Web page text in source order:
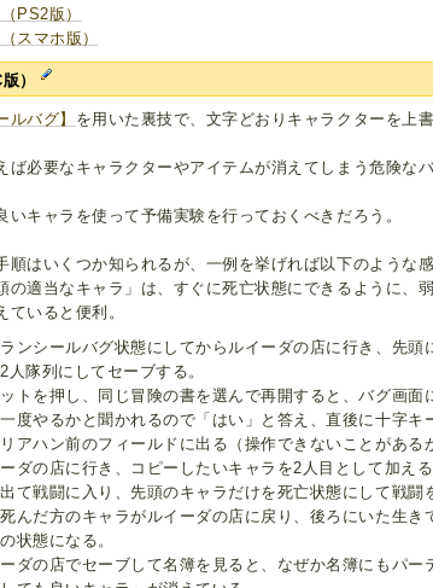
PS2版）
スマホ版）
版）
ルバグ】 を用いた裏技で、文字どおりキャラクターを上
ば必要なキャラクターやアイテムが消えてしまう危険な
いキャラを使って予備実験を行っておくべきだろう。
順はいくつか知られるが、一例を挙げれば以下のような感
の適当なキャラ」は、すぐに死亡状態にできるように、
ていると便利。
ンシールバグ状態にしてからルイーダの店に行き、先
人隊列にしてセーブする。
トを押し、同じ冒険の書を選んで再開すると、バグ画面
度やるかと聞かれるので「はい」と答え、直後に十字
アハン前のフィールドに出る（操作できないことがある
ダの店に行き、コピーしたいキャラを2人目として加える
て戦闘に入り、先頭のキャラだけを死亡状態にして戦
んだ方のキャラがルイーダの店に戻り、後ろにいた生
状態になる。
ダの店でセーブして名簿を見ると、なぜか名簿にもパ